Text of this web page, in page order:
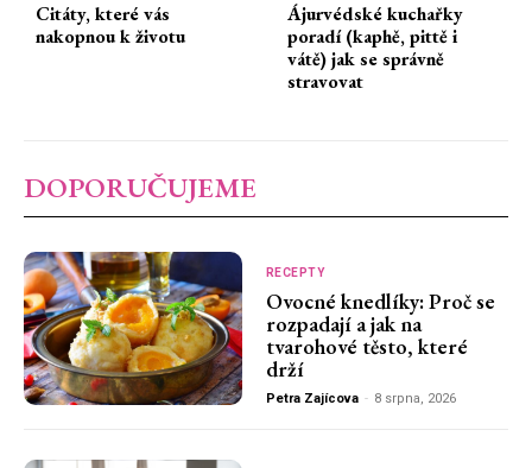
Citáty, které vás
nakopnou k životu
Ájurvédské kuchařky
poradí (kaphě, pittě i
vátě) jak se správně
stravovat
DOPORUČUJEME
RECEPTY
Ovocné knedlíky: Proč se
rozpadají a jak na
tvarohové těsto, které
drží
Petra Zajícova - 8 srpna, 2026